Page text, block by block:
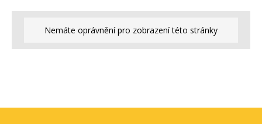
Nemáte oprávnění pro zobrazení této stránky